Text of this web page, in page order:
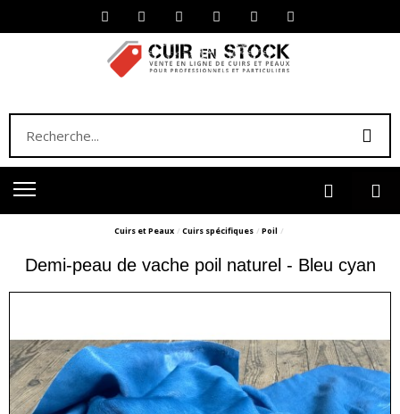
Cuirs et Peaux Cuirs spécifiques Poil
Demi-peau de vache poil naturel - Bleu cyan